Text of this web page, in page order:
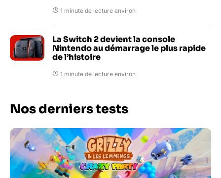
1 minute de lecture environ
La Switch 2 devient la console
Nintendo au démarrage le plus rapide
de l’histoire
1 minute de lecture environ
Nos derniers tests